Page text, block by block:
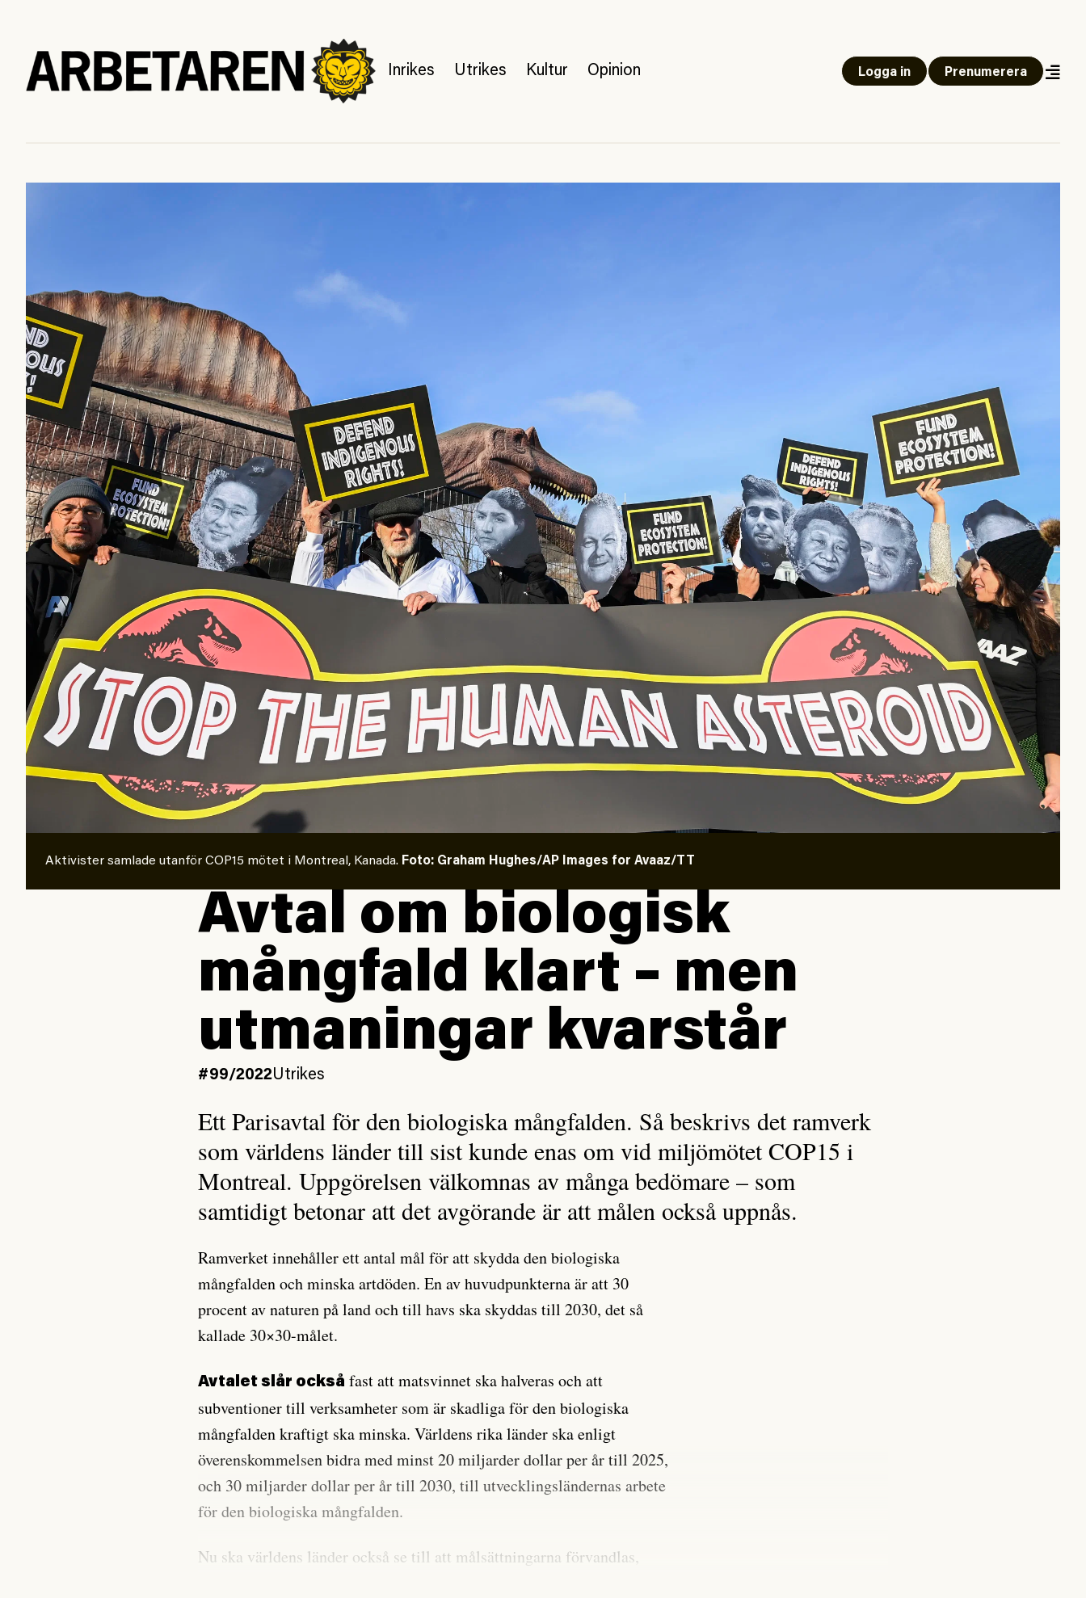
Inrikes Utrikes Kultur Opinion Logga in Prenumerera
Aktivister samlade utanför COP15 mötet i Montreal, Kanada. Foto: Graham Hughes/AP Images for Avaaz/TT
Avtal om biologisk
mångfald klart – men
utmaningar kvarstår
#99/2022Utrikes
Ett Parisavtal för den biologiska mångfalden. Så beskrivs det ramverk
som världens länder till sist kunde enas om vid miljömötet COP15 i
Montreal. Uppgörelsen välkomnas av många bedömare – som
samtidigt betonar att det avgörande är att målen också uppnås.
Ramverket innehåller ett antal mål för att skydda den biologiska
mångfalden och minska artdöden. En av huvudpunkterna är att 30
procent av naturen på land och till havs ska skyddas till 2030, det så
kallade 30×30-målet.
Avtalet slår också fast att matsvinnet ska halveras och att
subventioner till verksamheter som är skadliga för den biologiska
mångfalden kraftigt ska minska. Världens rika länder ska enligt
överenskommelsen bidra med minst 20 miljarder dollar per år till 2025,
och 30 miljarder dollar per år till 2030, till utvecklingsländernas arbete
för den biologiska mångfalden.
Nu ska världens länder också se till att målsättningarna förvandlas,